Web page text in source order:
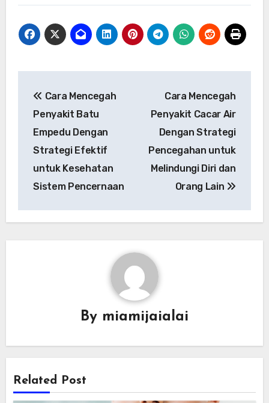
pos
Cara Mencegah
Penyakit Batu
Empedu Dengan
Strategi Efektif
untuk Kesehatan
Sistem Pencernaan
Cara Mencegah
Penyakit Cacar Air
Dengan Strategi
Pencegahan untuk
Melindungi Diri dan
Orang Lain
By miamijaialai
Related Post